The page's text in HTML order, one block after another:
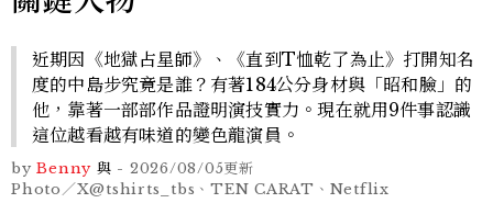
近期因《地獄占星師》、《直到T恤乾了為止》打開知名
度的中島步究竟是誰？有著184公分身材與「昭和臉」的
他，靠著一部部作品證明演技實力。現在就用9件事認識
這位越看越有味道的變色龍演員。
by Benny 與 - 2026/08/05更新
Photo／X@tshirts_tbs、TEN CARAT、Netflix